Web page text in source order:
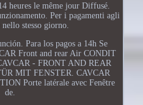
heures le même jour Diffusé.
Per i pagamenti agli
nello stesso giorno.
Para los pagos a 14h Se
Front and rear Air CONDIT
- FRONT AND REAR
MIT FENSTER. CAVCAR
Porte latérale avec Fenêtre
de.